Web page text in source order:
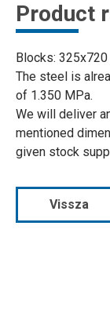
Product
Blocks:
The steel is
of 1.350 MPa.
We will deliver
mentioned
given stock
Vissza